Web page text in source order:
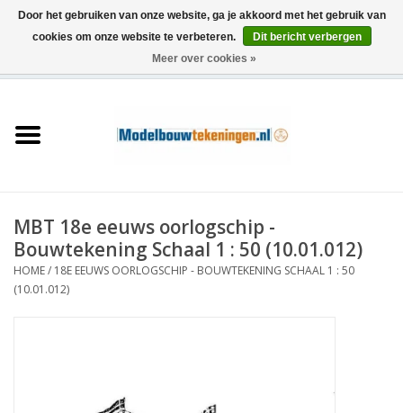
Schepen
Houtbouw
Scenery
MBT 18e eeuws oorlogschip -
Bouwtekening Schaal 1 : 50 (10.01.012)
HOME/ 18E EEUWS OORLOGSCHIP - BOUWTEKENING SCHAAL 1 : 50
(10.01.012)
Door het gebruiken van onze website, ga je akkoord met het gebruik van
cookies om onze website te verbeteren.
Dit bericht verbergen
Meer over cookies »